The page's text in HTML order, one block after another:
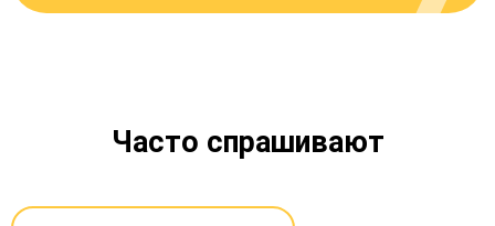
Часто спрашивают